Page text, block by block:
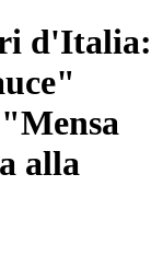
d'Italia:
alla